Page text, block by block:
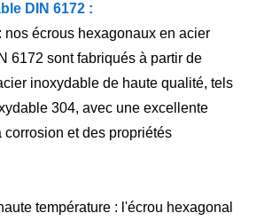
DIN 6172 :
nos écrous hexagonaux en acier
6172 sont fabriqués à partir de
inoxydable de haute qualité, tels
304, avec une excellente
corrosion et des propriétés
température : l'écrou hexagonal